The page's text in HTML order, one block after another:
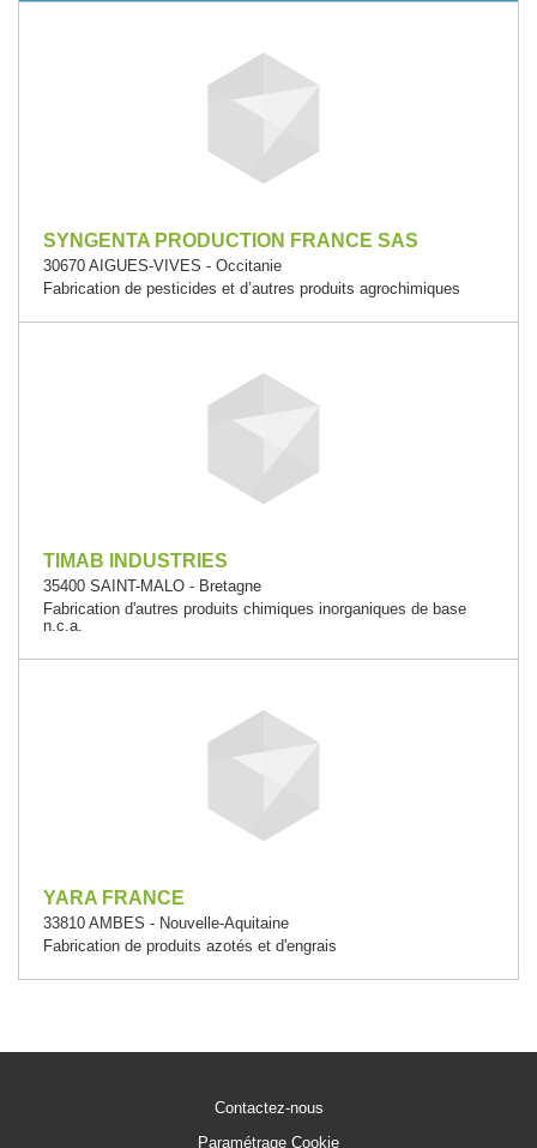
SYNGENTA PRODUCTION FRANCE SAS
30670 AIGUES-VIVES - Occitanie
Fabrication de pesticides et d’autres produits agrochimiques
TIMAB INDUSTRIES
35400 SAINT-MALO - Bretagne
Fabrication d'autres produits chimiques inorganiques de base
n.c.a.
YARA FRANCE
33810 AMBES - Nouvelle-Aquitaine
Fabrication de produits azotés et d'engrais
Contactez-nous
Paramétrage Cookie